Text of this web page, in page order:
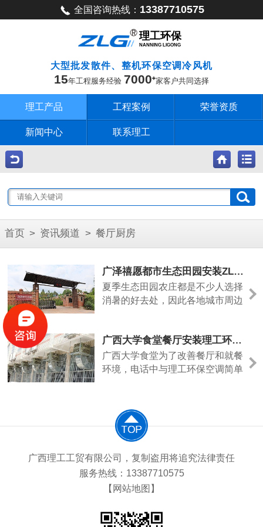
全国咨询热线： 13387710575
理工环保
NANNING LIGONG
大型批发散件、整机环保空调冷风机
15年工程服务经验 7000 家客户共同选择
理工产品 工程案例 荣誉资质
新闻中心 联系理工
首页 > 资讯频道 > 餐厅厨房
广泽禧愿都市生态田园安装ZLG理工冷风机通风降温
夏季生态田园农庄都是不少人选择
消暑的好去处，因此各地城市周边
是田园农庄内餐厅如何通风排风，
有些有密闭条件的地方安装空调温
度是降下来了，但是整个餐厅不通
广西大学食堂餐厅安装理工环保空调
广西大学食堂为了改善餐厅和就餐
环境，电话中与理工环保空调简单
解决方案。经过我们专业的设计人
员现场勘察后给的整体降温解决方
案。
广西理工工贸有限公司，复制盗用将追究法律责任
服务热线：13387710575
【网站地图】